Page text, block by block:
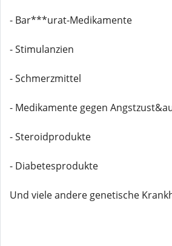
- Bar***urat-Medikamente
- Stimulanzien
- Schmerzmittel
- Medikamente gegen
- Steroidprodukte
- Diabetesprodukte
Und viele andere genetische